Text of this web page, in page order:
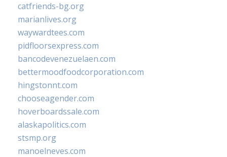
catfriends-bg.org
marianlives.org
waywardtees.com
pidfloorsexpress.com
bancodevenezuelaen.com
bettermoodfoodcorporation.com
hingstonnt.com
chooseagender.com
hoverboardssale.com
alaskapolitics.com
stsmp.org
manoelneves.com